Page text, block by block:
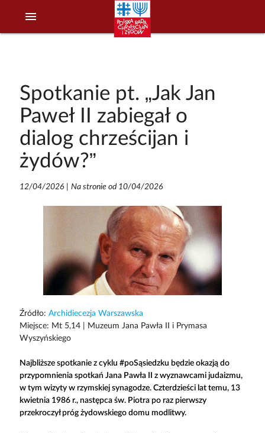
menu
Spotkanie pt. „Jak Jan
Paweł II zabiegał o
dialog chrześcijan i
żydów?”
12/04/2026| Na stronie od 10/04/2026
Źródło: Archidiecezja Warszawska
Miejsce: Mt 5,14 | Muzeum Jana Pawła II i Prymasa
Wyszyńskiego
Najbliższe spotkanie z cyklu #poSąsiedzku będzie okazją do
przypomnienia spotkań Jana Pawła II z wyznawcami judaizmu,
w tym wizyty w rzymskiej synagodze. Czterdzieści lat temu, 13
kwietnia 1986 r., następca św. Piotra po raz pierwszy
przekroczył próg żydowskiego domu modlitwy.